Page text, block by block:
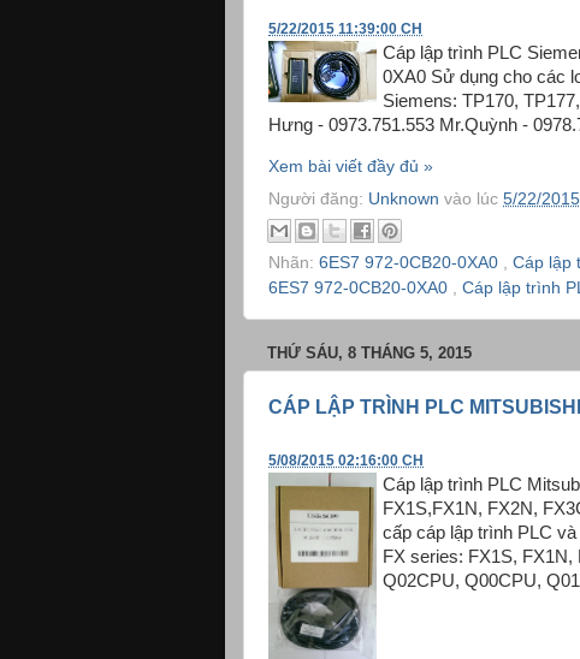
5/22/2015 11:39:00 CH
Cáp lập trình PLC
0XA0 Sử dụng cho các
Siemens: TP170,
Hưng - 0973.751.553 Mr.Quỳnh -
Xem bài viết đầy đủ »
Người đăng: Unknown vào lúc 5/22/
Nhãn: 6ES7 972-0CB20-0XA0 , Cáp lập
6ES7 972-0CB20-0XA0 , Cáp lập trình
THỨ SÁU, 8 THÁNG 5, 2015
CÁP LẬP TRÌNH PLC
5/08/2015 02:16:00 CH
Cáp lập trình PLC
FX1S,FX1N, FX2N,
cấp cáp lập trình PLC
FX series: FX1S,
Q02CPU, Q00CPU,